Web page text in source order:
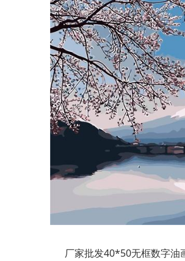
厂家批发40*50无框数字油